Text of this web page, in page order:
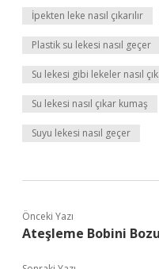
İpekten leke nasıl çıkarılır
Plastik su lekesi nasıl geçer
Su lekesi gibi lekeler nasıl
Su lekesi nasıl çıkar kumaş
Suyu lekesi nasıl geçer
Önceki Yazı
Ateşleme Bobini